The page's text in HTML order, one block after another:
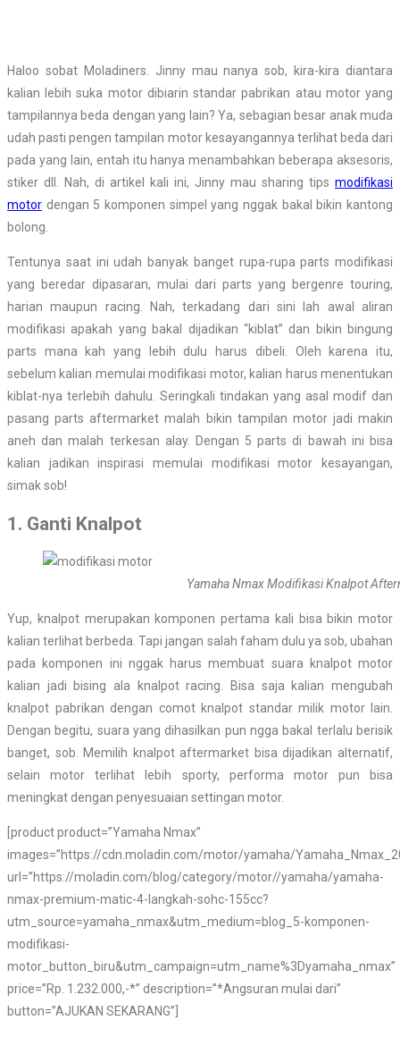
Haloo sobat Moladiners. Jinny mau nanya sob, kira-kira diantara
kalian lebih suka motor dibiarin standar pabrikan atau motor yang
tampilannya beda dengan yang lain? Ya, sebagian besar anak muda
udah pasti pengen tampilan motor kesayangannya terlihat beda dari
pada yang lain, entah itu hanya menambahkan beberapa aksesoris,
stiker dll. Nah, di artikel kali ini, Jinny mau sharing tips modifikasi
motor dengan 5 komponen simpel yang nggak bakal bikin kantong
bolong.
Tentunya saat ini udah banyak banget rupa-rupa parts modifikasi
yang beredar dipasaran, mulai dari parts yang bergenre touring,
harian maupun racing. Nah, terkadang dari sini lah awal aliran
modifikasi apakah yang bakal dijadikan “kiblat” dan bikin bingung
parts mana kah yang lebih dulu harus dibeli. Oleh karena itu,
sebelum kalian memulai modifikasi motor, kalian harus menentukan
kiblat-nya terlebih dahulu. Seringkali tindakan yang asal modif dan
pasang parts aftermarket malah bikin tampilan motor jadi makin
aneh dan malah terkesan alay. Dengan 5 parts di bawah ini bisa
kalian jadikan inspirasi memulai modifikasi motor kesayangan,
simak sob!
1. Ganti Knalpot
Yamaha Nmax Modifikasi Knalpot
Yup, knalpot merupakan komponen pertama kali bisa bikin motor
kalian terlihat berbeda. Tapi jangan salah faham dulu ya sob, ubahan
pada komponen ini nggak harus membuat suara knalpot motor
kalian jadi bising ala knalpot racing. Bisa saja kalian mengubah
knalpot pabrikan dengan comot knalpot standar milik motor lain.
Dengan begitu, suara yang dihasilkan pun ngga bakal terlalu berisik
banget, sob. Memilih knalpot aftermarket bisa dijadikan alternatif,
selain motor terlihat lebih sporty, performa motor pun bisa
meningkat dengan penyesuaian settingan motor.
[product product=”Yamaha Nmax”
images=”https://cdn.moladin.com/motor/yamaha/
url=”https://moladin.com/blog/category/motor//yamaha/yamaha-
nmax-premium-matic-4-langkah-sohc-155cc?
utm_source=yamaha_nmax&utm_medium=blog_5-komponen-
modifikasi-
motor_button_biru&utm_campaign=utm_name%3Dyamaha_nmax”
price=”Rp. 1.232.000,-*” description=”*Angsuran mulai dari”
button=”AJUKAN SEKARANG”]